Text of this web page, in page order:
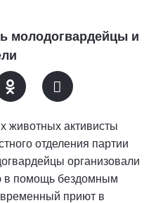
молодогвардейцы и
животных активисты
отделения партии
организовали
в помощь бездомным
приют в